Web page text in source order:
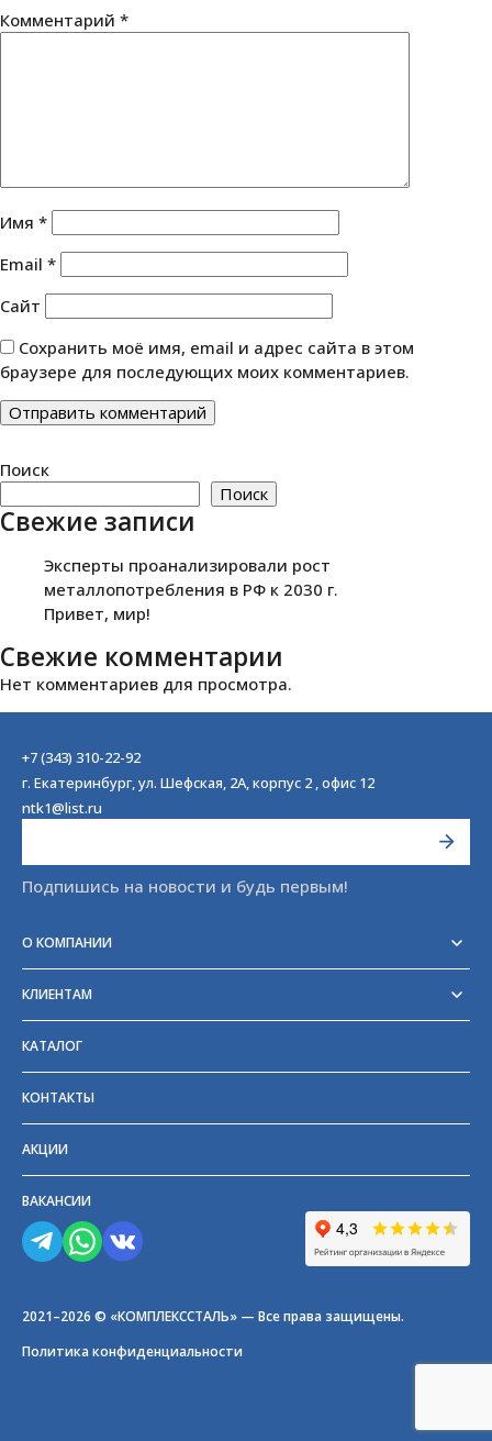
Комментарий *
Имя *
Email *
Сайт
Сохранить моё имя, email и адрес сайта в этом
браузере для последующих моих комментариев.
Поиск
Поиск
Свежие записи
Эксперты проанализировали рост
металлопотребления в РФ к 2030 г.
Привет, мир!
Свежие комментарии
Нет комментариев для просмотра.
+7 (343) 310-22-92
г. Екатеринбург, ул. Шефская, 2А, корпус 2 , офис 12
ntk1@list.ru
Подпишись на новости и будь первым!
О КОМПАНИИ
Отзывы
Блог
Партнёры и поставщики
КЛИЕНТАМ
Возврат
Частые вопросы
Прайс-лист
КАТАЛОГ
КОНТАКТЫ
АКЦИИ
ВАКАНСИИ
2021–2026 © «КОМПЛЕКССТАЛЬ» — Все права защищены.
Политика конфиденциальности